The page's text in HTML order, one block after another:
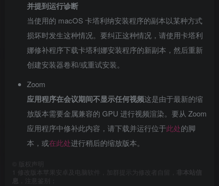
并提到运行诊断
当使用的 macOS 卡塔利纳安装程序的副本以某种方式
损坏时发生这种情况。要纠正这种情况，请使用卡塔利
娜修补程序下载卡塔利娜安装程序的新副本，然后重新
创建安装器卷和/或重试安装。
Zoom
应用程序在会议期间不显示任何视频这是由于最新的缩
放版本需要金属兼容的 GPU 进行视频渲染。要从 Zoom
应用程序中修补此内容，请下载并运行位于此处的脚
本，或在此处进行稍后的缩放版本。
版权声明
1
修改版本苹果安卓及电脑软件，加群提示为修改者自留，
非本站信
息 ，注意鉴别；